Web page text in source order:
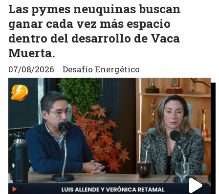
Las pymes neuquinas buscan
ganar cada vez más espacio
dentro del desarrollo de Vaca
Muerta.
Desafío Energético
07/08/2026